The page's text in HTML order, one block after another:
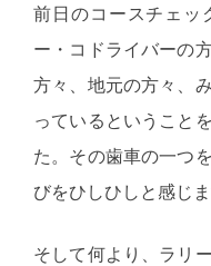
前日のコースチェッ
ー・コドライバーの
方々、地元の方々、
っているということ
た。その歯車の一つ
びをひしひしと感じま
そして何より、ラリ